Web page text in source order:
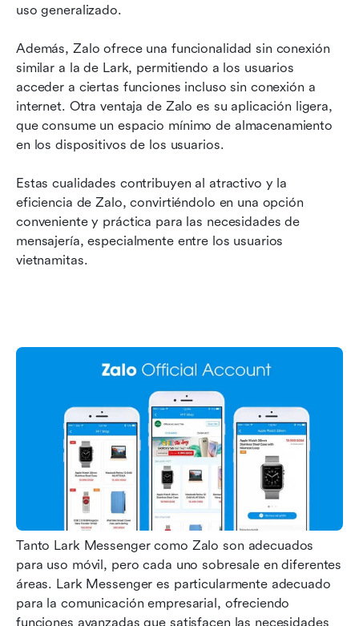
uso generalizado.
Además, Zalo ofrece una funcionalidad sin conexión
similar a la de Lark, permitiendo a los usuarios
acceder a ciertas funciones incluso sin conexión a
internet. Otra ventaja de Zalo es su aplicación ligera,
que consume un espacio mínimo de almacenamiento
en los dispositivos de los usuarios.
Estas cualidades contribuyen al atractivo y la
eficiencia de Zalo, convirtiéndolo en una opción
conveniente y práctica para las necesidades de
mensajería, especialmente entre los usuarios
vietnamitas.
Tanto Lark Messenger como Zalo son adecuados
para uso móvil, pero cada uno sobresale en diferentes
áreas. Lark Messenger es particularmente adecuado
para la comunicación empresarial, ofreciendo
funciones avanzadas que satisfacen las necesidades